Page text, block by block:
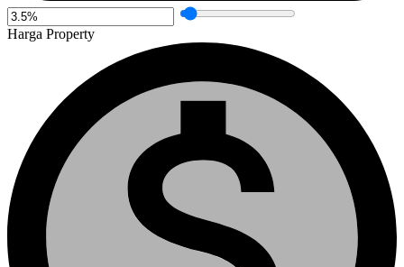
Harga Property